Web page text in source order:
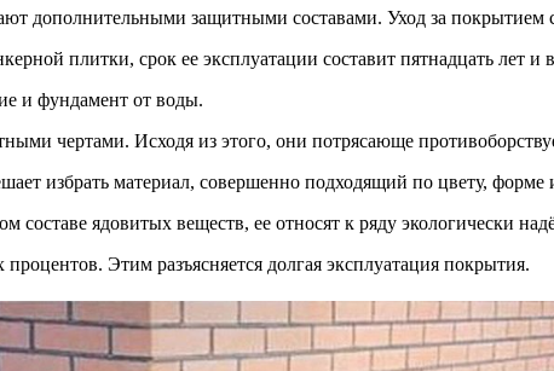
дополнительными защитными составами. Уход за покрытием
плитки, срок ее эксплуатации составит пятнадцать лет и
и фундамент от воды.
чертами. Исходя из этого, они потрясающе
избрать материал, совершенно подходящий по цвету, форме
составе ядовитых веществ, ее относят к ряду экологически
Этим разъясняется долгая эксплуатация покрытия.